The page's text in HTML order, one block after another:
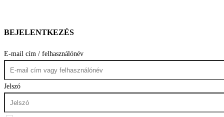
BEJELENTKEZÉS
E-mail cím / felhasználónév
Jelszó